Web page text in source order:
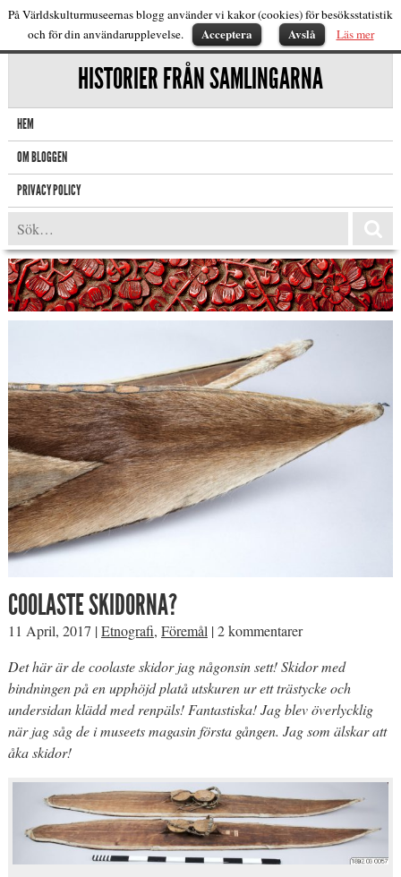
HISTORIER FRÅN SAMLINGARNA
HEM
OM BLOGGEN
PRIVACY POLICY
COOLASTE SKIDORNA?
11 April, 2017 |Etnografi, Föremål |2 kommentarer
Det här är de coolaste skidor jag någonsin sett! Skidor med
bindningen på en upphöjd platå utskuren ur ett trästycke och
undersidan klädd med renpäls! Fantastiska! Jag blev överlycklig
när jag såg de i museets magasin första gången. Jag som älskar att
åka skidor!
På Världskulturmuseernas blogg använder vi kakor (cookies) för besöksstatistik
och för din användarupplevelse.
Acceptera Avslå Läs mer